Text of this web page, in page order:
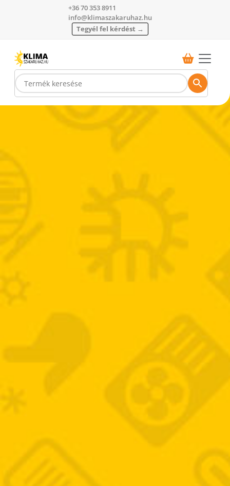
+36 70 353 8911
info@klimaszakaruhaz.hu
Tegyél fel kérdést →